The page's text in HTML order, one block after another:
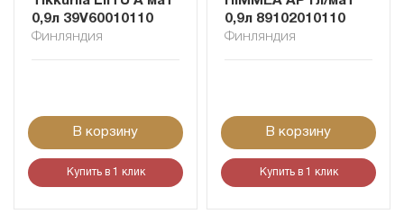
0,9л 39V60010110
Финляндия
В корзину
Купить в 1 клик
0,9л 89102010110
Финляндия
В корзину
Купить в 1 клик